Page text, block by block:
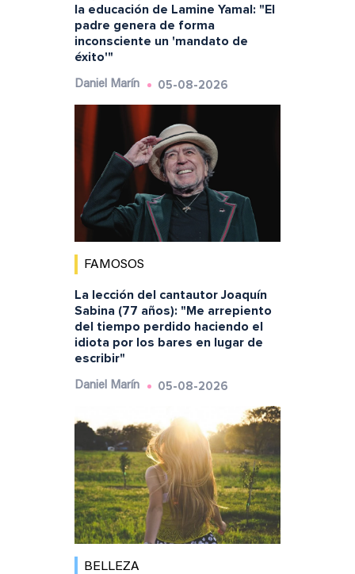
la educación de Lamine Yamal: "El
padre genera de forma
inconsciente un 'mandato de
éxito'"
Daniel Marín 05-08-2026
FAMOSOS
La lección del cantautor Joaquín
Sabina (77 años): "Me arrepiento
del tiempo perdido haciendo el
idiota por los bares en lugar de
escribir"
Daniel Marín 05-08-2026
BELLEZA